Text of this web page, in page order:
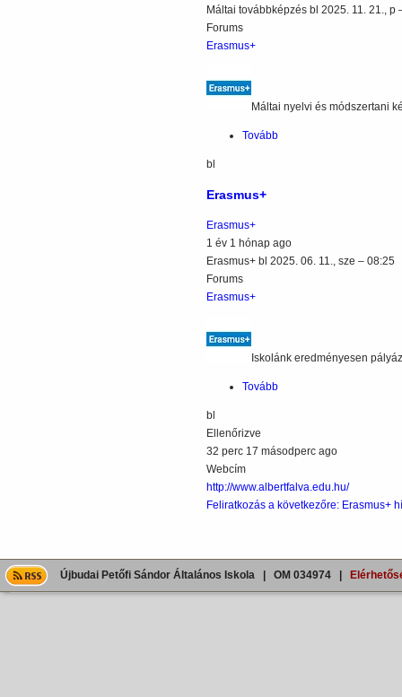
Máltai továbbképzés bl 2025. 11. 21., p
Forums
Erasmus+
Máltai nyelvi és módszertani
Tovább
bl
Erasmus+
Erasmus+
1 év 1 hónap ago
Erasmus+ bl 2025. 06. 11., sze – 08:25
Forums
Erasmus+
Iskolánk eredményesen
Tovább
bl
Ellenőrizve
32 perc 17 másodperc ago
Webcím
http://www.albertfalva.edu.hu/
Feliratkozás a következőre: Erasmus+
Újbudai Petőfi Sándor Általános Iskola | OM 034974 |